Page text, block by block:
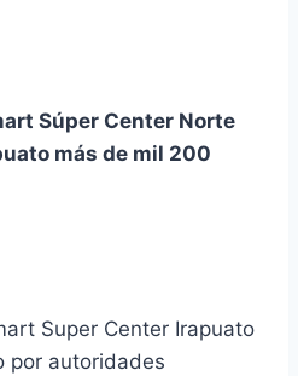
Súper Center Norte
más de mil 200
Super Center Irapuato
por autoridades